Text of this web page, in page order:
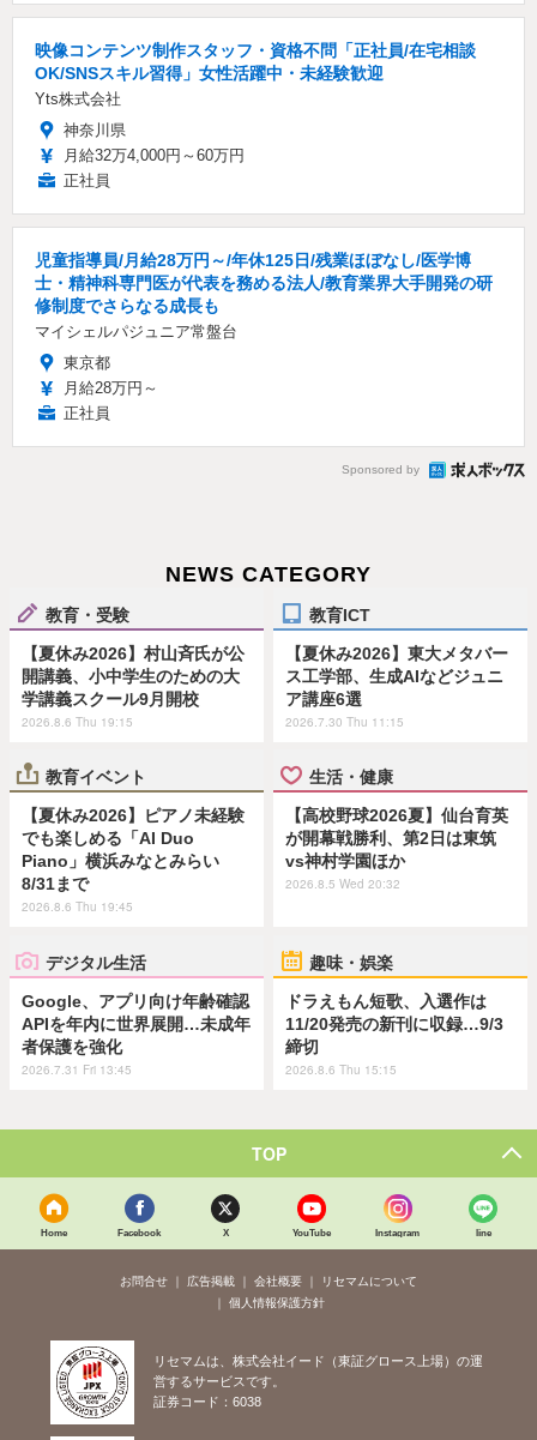
映像コンテンツ制作スタッフ・資格不問「正社員/在宅相談
OK/SNSスキル習得」女性活躍中・未経験歓迎
Yts株式会社
神奈川県
月給32万4,000円～60万円
正社員
児童指導員/月給28万円～/年休125日/残業ほぼなし/医学博
士・精神科専門医が代表を務める法人/教育業界大手開発の研
修制度でさらなる成長も
マイシェルパジュニア常盤台
東京都
月給28万円～
正社員
Sponsored by
NEWS CATEGORY
教育・受験
【夏休み2026】村山斉氏が公
開講義、小中学生のための大
学講義スクール9月開校
2026.8.6 Thu 19:15
教育ICT
【夏休み2026】東大メタバー
ス工学部、生成AIなどジュニ
ア講座6選
2026.7.30 Thu 11:15
教育イベント
【夏休み2026】ピアノ未経験
でも楽しめる「AI Duo
Piano」横浜みなとみらい
8/31まで
2026.8.6 Thu 19:45
生活・健康
【高校野球2026夏】仙台育英
が開幕戦勝利、第2日は東筑
vs神村学園ほか
2026.8.5 Wed 20:32
デジタル生活
Google、アプリ向け年齢確認
APIを年内に世界展開…未成年
者保護を強化
2026.7.31 Fri 13:45
趣味・娯楽
ドラえもん短歌、入選作は
11/20発売の新刊に収録…9/3
締切
2026.8.6 Thu 15:15
TOP
Home Facebook X YouTube Instagram line
お問合せ 広告掲載 会社概要
リセマムについて
個人情報保護方針
リセマムは、株式会社イード（東証グロース上場）の運
営するサービスです。
証券コード：6038